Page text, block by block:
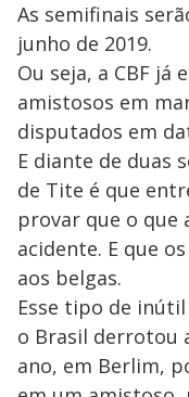
As semifinais
junho de 2019.
Ou seja, a CBF já
amistosos em
disputados em
E diante de duas
de Tite é que
provar que o que
acidente. E que
aos belgas.
Esse tipo de
o Brasil derrotou
ano, em Berlim,